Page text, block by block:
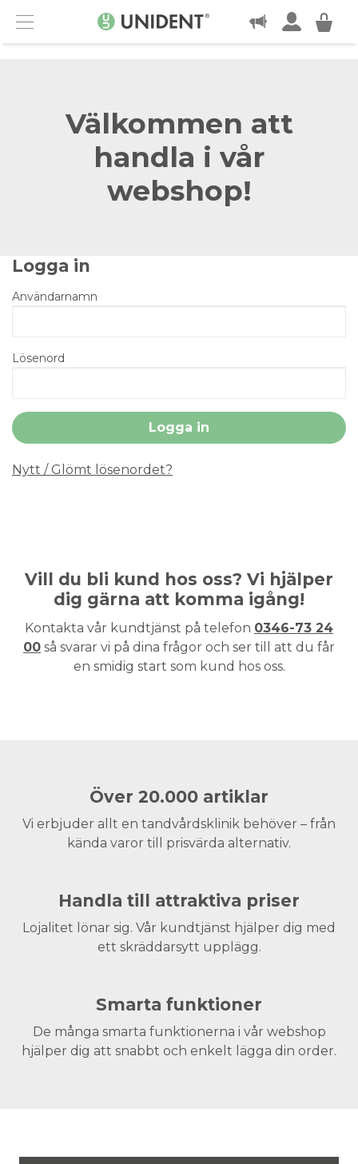
Menu
KONTAKT
Välkommen att
handla i vår
webshop!
Logga in
Användarnamn
Lösenord
Nytt / Glömt lösenordet?
Vill du bli kund hos oss? Vi hjälper
dig gärna att komma igång!
Kontakta vår kundtjänst på telefon 0346-73 24
00 så svarar vi på dina frågor och ser till att du får
en smidig start som kund hos oss.
Över 20.000 artiklar
Vi erbjuder allt en tandvårdsklinik behöver – från
kända varor till prisvärda alternativ.
Handla till attraktiva priser
Lojalitet lönar sig. Vår kundtjänst hjälper dig med
ett skräddarsytt upplägg.
Smarta funktioner
De många smarta funktionerna i vår webshop
hjälper dig att snabbt och enkelt lägga din order.